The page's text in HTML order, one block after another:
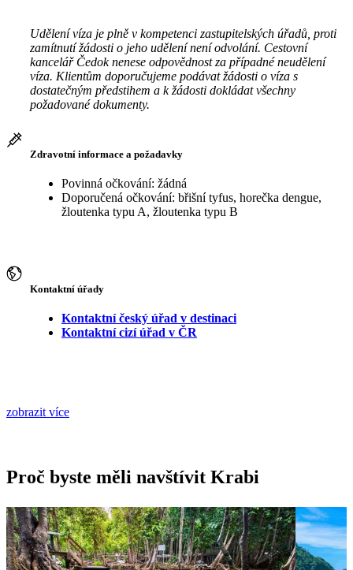
Udělení víza je plně v kompetenci zastupitelských úřadů, proti
zamítnutí žádosti o jeho udělení není odvolání. Cestovní
kancelář Čedok nenese odpovědnost za případné neudělení
víza. Klientům doporučujeme podávat žádosti o víza s
dostatečným předstihem a k žádosti dokládat všechny
požadované dokumenty.
Zdravotní informace a požadavky
Povinná očkování: žádná
Doporučená očkování: břišní tyfus, horečka dengue,
žloutenka typu A, žloutenka typu B
Kontaktní úřady
Kontaktní český úřad v destinaci
Kontaktní cizí úřad v ČR
zobrazit více
Proč byste měli navštívit Krabi